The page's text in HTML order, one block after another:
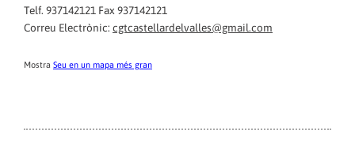
Telf. 937142121 Fax 937142121
Correu Electrònic: cgtcastellardelvalles@gmail.com
Mostra Seu en un mapa més gran